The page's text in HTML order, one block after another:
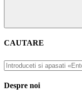
CAUTARE
Despre noi